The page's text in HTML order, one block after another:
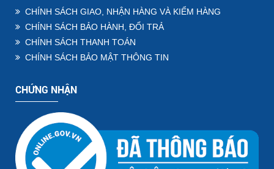
CHÍNH SÁCH GIAO, NHẬN HÀNG VÀ KIỂM HÀNG
CHÍNH SÁCH BẢO HÀNH, ĐỔI TRẢ
CHÍNH SÁCH THANH TOÁN
CHÍNH SÁCH BẢO MẬT THÔNG TIN
CHỨNG NHẬN